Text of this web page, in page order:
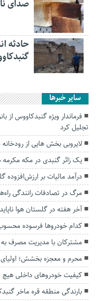
صدای
حادثه
سایر خبرها
فرماندار ویژه گنبدکاووس از
تجلیل کرد
لایروبی بخش هایی از
یک زائر گنبدی در مکه
درآمد مالیات بر
مرگ در تصادفات رانندگی راه‌های
آخر هفته در گلستان هوا
کدام خودروها فرسوده
مشترکان با مدیریت مصرف به
محرم و معجزه بخشش؛
کیفیت خودروهای داخلی هیچ
بارندگی منطقه قره ماخر